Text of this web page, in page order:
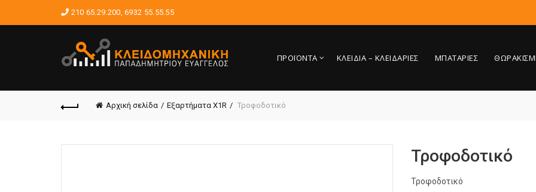
210 65.29.200,6932 55.55.55
ΠΡΟΪΟΝΤΑ ΚΛΕΙΔΙΑ – ΚΛΕΙΔΑΡΙΕΣ ΜΠΑΤΑΡΙΕΣ
Αρχική σελίδα Εξαρτήματα X1R Τροφοδοτικό
Τροφοδοτικό
Τροφοδοτικό